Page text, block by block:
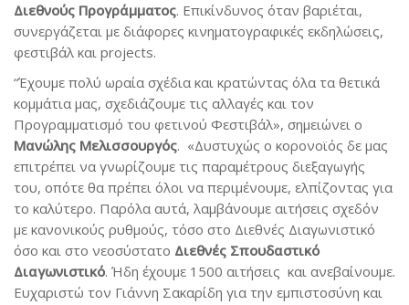
Διεθνούς Προγράμματος. Επικίνδυνος όταν βαριέται,
συνεργάζεται με διάφορες κινηματογραφικές εκδηλώσεις,
φεστιβάλ και projects.
“Έχουμε πολύ ωραία σχέδια και κρατώντας όλα τα θετικά
κομμάτια μας, σχεδιάζουμε τις αλλαγές και τον
Προγραμματισμό του φετινού Φεστιβάλ», σημειώνει ο
Μανώλης Μελισσουργός. «Δυστυχώς ο κορονοϊός δε μας
επιτρέπει να γνωρίζουμε τις παραμέτρους διεξαγωγής
του, οπότε θα πρέπει όλοι να περιμένουμε, ελπίζοντας για
το καλύτερο. Παρόλα αυτά, λαμβάνουμε αιτήσεις σχεδόν
με κανονικούς ρυθμούς, τόσο στο Διεθνές Διαγωνιστικό
όσο και στο νεοσύστατο Διεθνές Σπουδαστικό
Διαγωνιστικό. Ήδη έχουμε 1500 αιτήσεις και ανεβαίνουμε.
Ευχαριστώ τον Γιάννη Σακαρίδη για την εμπιστοσύνη και